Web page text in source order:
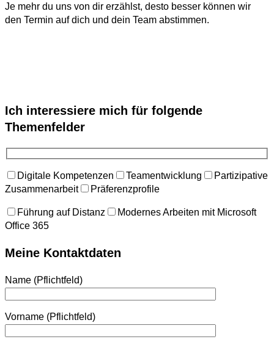
Je mehr du uns von dir erzählst, desto besser können wir
den Termin auf dich und dein Team abstimmen.
Ich interessiere mich für folgende
Themenfelder
Digitale Kompetenzen Teamentwicklung
Partizipative
Zusammenarbeit
Präferenzprofile
Führung auf Distanz
Modernes Arbeiten mit Microsoft
Office 365
Meine Kontaktdaten
Name (Pflichtfeld)
Vorname (Pflichtfeld)